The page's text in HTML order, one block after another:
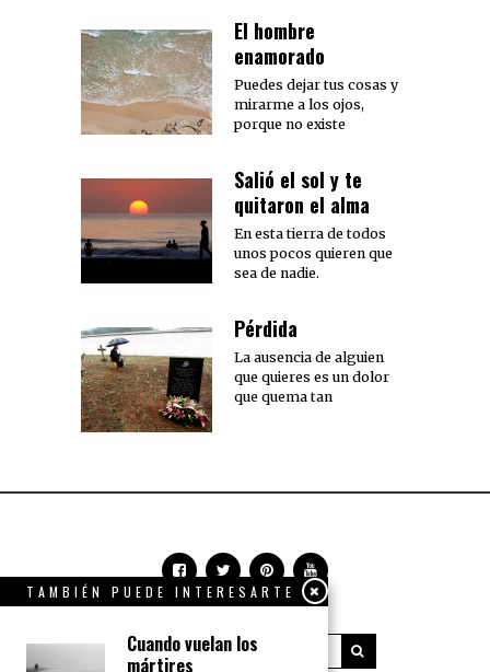
El hombre
enamorado
Puedes dejar tus cosas y
mirarme a los ojos,
porque no existe
Salió el sol y te
quitaron el alma
En esta tierra de todos
unos pocos quieren que
sea de nadie.
Pérdida
La ausencia de alguien
que quieres es un dolor
que quema tan
TAMBIÉN PUEDE INTERESARTE
Cuando vuelan los
mártires